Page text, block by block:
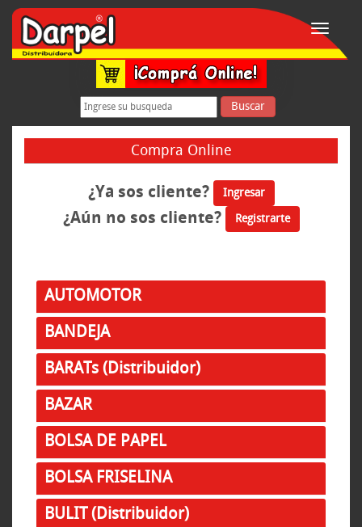
Toggle
Buscar
Compra Online
¿Ya sos cliente? Ingresar
¿Aún no sos cliente? Registrarte
AUTOMOTOR
BANDEJA
BARATs (Distribuidor)
BAZAR
BOLSA DE PAPEL
BOLSA FRISELINA
BULIT (Distribuidor)